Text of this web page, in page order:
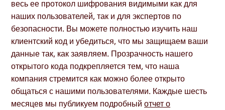
весь ее протокол шифрования видимыми как для
наших пользователей, так и для экспертов по
безопасности. Вы можете полностью изучить наш
клиентский код и убедиться, что мы защищаем ваши
данные так, как заявляем. Прозрачность нашего
открытого кода подкрепляется тем, что наша
компания стремится как можно более открыто
общаться с нашими пользователями. Каждые шесть
месяцев мы публикуем подробныйотчет о